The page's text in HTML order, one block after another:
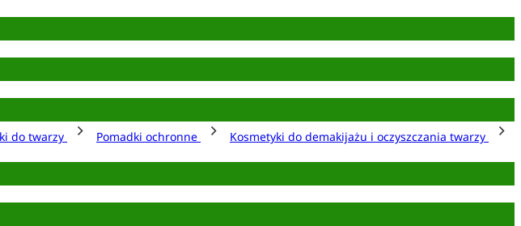
do twarzy Pomadki ochronne
Kosmetyki do demakijażu i oczyszczania twarzy